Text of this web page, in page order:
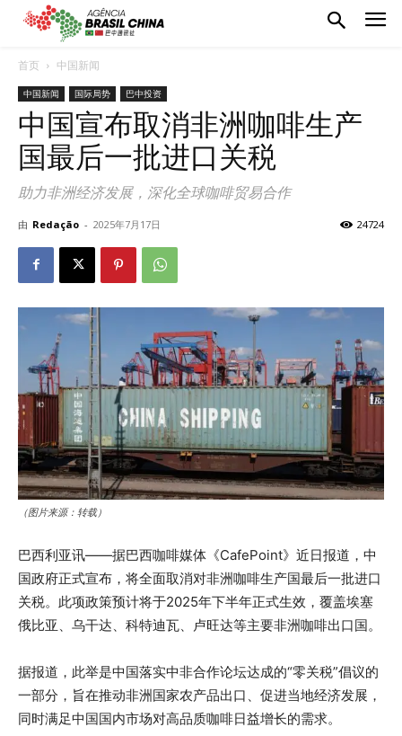
首页 中国新闻
中国新闻 国际局势 巴中投资
中国宣布取消非洲咖啡生产
国最后一批进口关税
助力非洲经济发展，深化全球咖啡贸易合作
由 Redação - 2025年7月17日 24724
（图片来源：转载）
巴西利亚讯——据巴西咖啡媒体《CafePoint》近日报道，中
国政府正式宣布，将全面取消对非洲咖啡生产国最后一批进口
关税。此项政策预计将于2025年下半年正式生效，覆盖埃塞
俄比亚、乌干达、科特迪瓦、卢旺达等主要非洲咖啡出口国。
据报道，此举是中国落实中非合作论坛达成的“零关税”倡议的
一部分，旨在推动非洲国家农产品出口、促进当地经济发展，
同时满足中国国内市场对高品质咖啡日益增长的需求。